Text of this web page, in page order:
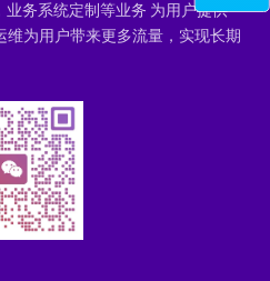
务系统定制等业务 为用户提供一
为用户带来更多流量，实现长期